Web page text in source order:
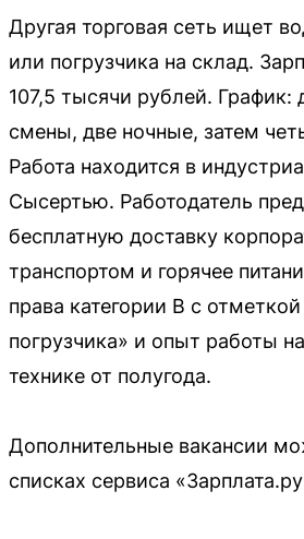
Другая торговая сеть ищет
или погрузчика на склад.
107,5 тысячи рублей. График:
смены, две ночные, затем
Работа находится в
Сысертью. Работодатель
бесплатную доставку
транспортом и горячее
права категории B с
погрузчика» и опыт работы
технике от полугода.
Дополнительные вакансии
списках сервиса